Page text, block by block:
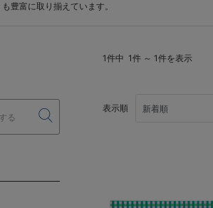
も豊富に取り揃えています。
1件中 1件 ～ 1件を表示
表示順